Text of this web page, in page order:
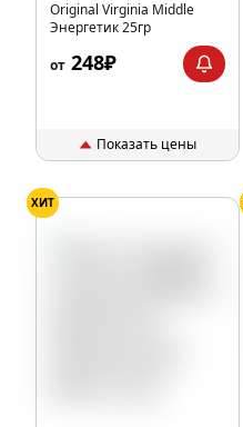
Original Virginia Middle
Энергетик 25гр
от 248₽
Показать цены
ХИТ